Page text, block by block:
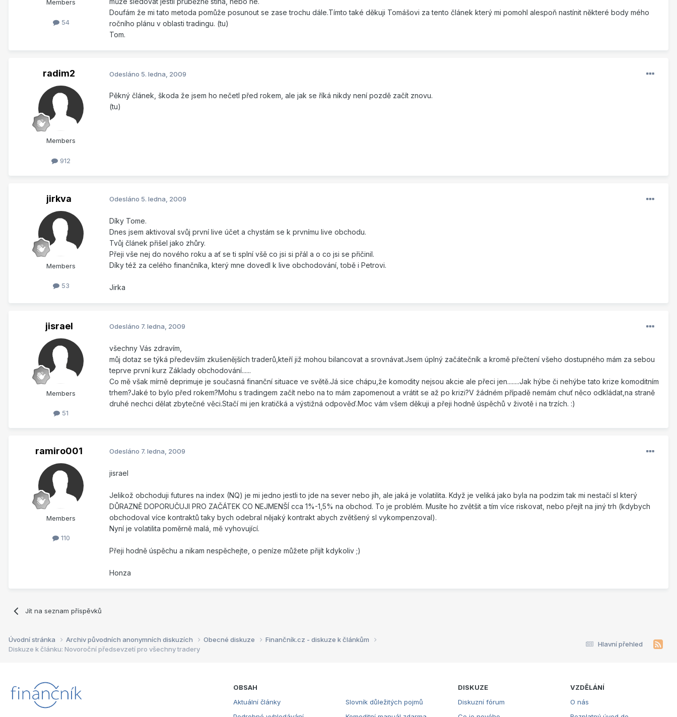
Members
54
Doufám že mi tato metoda pomůže posunout se zase trochu dále.Tímto také děkuji Tomášovi za tento článek který mi pomohl alespoň nastínit některé body mého
ročního plánu v oblasti tradingu. (tu)
Tom.
radim2
Members
912
Odesláno 5. ledna, 2009
Pěkný článek, škoda že jsem ho nečetl před rokem, ale jak se říká nikdy není pozdě začít znovu.
(tu)
jirkva
Members
53
Odesláno 5. ledna, 2009
Díky Tome.
Dnes jsem aktivoval svůj první live účet a chystám se k prvnímu live obchodu.
Tvůj článek přišel jako zhůry.
Přeji vše nej do nového roku a ať se ti splní všě co jsi si přál a o co jsi se přičinil.
Díky též za celého finančníka, který mne dovedl k live obchodování, tobě i Petrovi.
Jirka
jisrael
Members
51
Odesláno 7. ledna, 2009
všechny Vás zdravím,
můj dotaz se týká především zkušenějších traderů,kteří již mohou bilancovat a srovnávat.Jsem úplný začátečník a kromě přečtení všeho dostupného mám za sebou
teprve první kurz Základy obchodování......
Co mě však mírně deprimuje je současná finanční situace ve světě.Já sice chápu,že komodity nejsou akcie ale přeci jen........Jak hýbe či nehýbe tato krize komoditním
trhem?Jaké to bylo před rokem?Mohu s tradingem začít nebo na to mám zapomenout a vrátit se až po krizi?V žádném případě nemám chuť něco odkládat,na straně
druhé nechci dělat zbytečné věci.Stačí mi jen kratičká a výstižná odpověď.Moc vám všem děkuji a přeji hodně úspěchů v životě i na trzích. :)
ramiro001
Members
110
Odesláno 7. ledna, 2009
jisrael
Jelikož obchoduji futures na index (NQ) je mi jedno jestli to jde na sever nebo jih, ale jaká je volatilita. Když je veliká jako byla na podzim tak mi nestačí sl který
DŮRAZNĚ DOPORUČUJI PRO ZAČÁTEK CO NEJMENŠÍ cca 1%-1,5% na obchod. To je problém. Musíte ho zvětšit a tím více riskovat, nebo přejít na jiný trh (kdybych
obchodoval více kontraktů taky bych odebral nějaký kontrakt abych zvětšený sl vykompenzoval).
Nyní je volatilita poměrně malá, mě vyhovující.
Přeji hodně úspěchu a nikam nespěchejte, o peníze můžete přijít kdykoliv ;)
Honza
Jít na seznam příspěvků
Hlavní přehled
Úvodní stránka Archiv původních anonymních diskuzích Obecné diskuze
Finančník.cz - diskuze k článkům
Diskuze k článku: Novoroční předsevzetí pro všechny tradery
OBSAH
Aktuální články
Slovník důležitých pojmů
DISKUZE
Diskuzní fórum
VZDĚLÁNÍ
O nás